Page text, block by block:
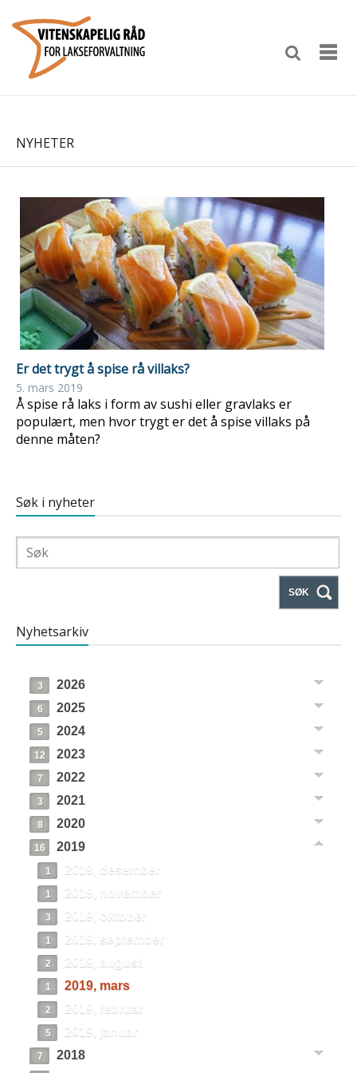
NYHETER
Er det trygt å spise rå villaks?
5. mars 2019
Å spise rå laks i form av sushi eller gravlaks er
populært, men hvor trygt er det å spise villaks på
denne måten?
Søk i nyheter
SØK
Nyhetsarkiv
3 2026
6 2025
5 2024
12 2023
7 2022
3 2021
8 2020
16 2019
1 2019, desember
1 2019, november
3 2019, oktober
1 2019, september
2 2019, august
1 2019, mars
2 2019, februar
5 2019, januar
7
2018